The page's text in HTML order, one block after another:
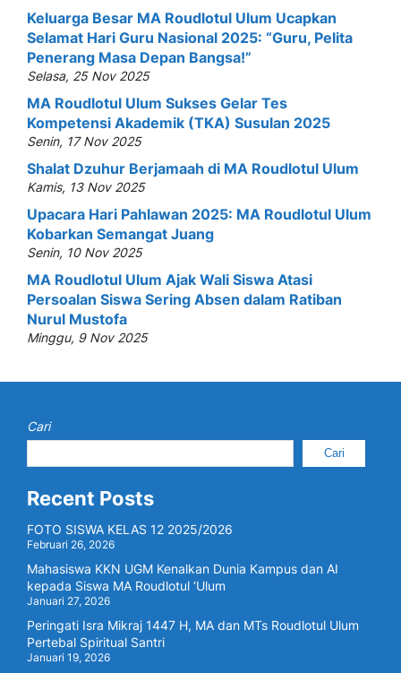
Keluarga Besar MA Roudlotul Ulum Ucapkan
Selamat Hari Guru Nasional 2025: “Guru, Pelita
Penerang Masa Depan Bangsa!”
Selasa, 25 Nov 2025
MA Roudlotul Ulum Sukses Gelar Tes
Kompetensi Akademik (TKA) Susulan 2025
Senin, 17 Nov 2025
Shalat Dzuhur Berjamaah di MA Roudlotul Ulum
Kamis, 13 Nov 2025
Upacara Hari Pahlawan 2025: MA Roudlotul Ulum
Kobarkan Semangat Juang
Senin, 10 Nov 2025
MA Roudlotul Ulum Ajak Wali Siswa Atasi
Persoalan Siswa Sering Absen dalam Ratiban
Nurul Mustofa
Minggu, 9 Nov 2025
Cari
Cari
Recent Posts
FOTO SISWA KELAS 12 2025/2026
Februari 26, 2026
Mahasiswa KKN UGM Kenalkan Dunia Kampus dan AI
kepada Siswa MA Roudlotul ‘Ulum
Januari 27, 2026
Peringati Isra Mikraj 1447 H, MA dan MTs Roudlotul Ulum
Pertebal Spiritual Santri
Januari 19, 2026